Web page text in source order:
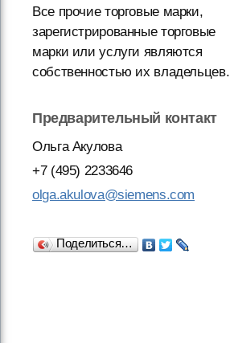
Все прочие торговые марки,
зарегистрированные торговые
марки или услуги являются
собственностью их владельцев.
Предварительный контакт
Ольга Акулова
+7 (495) 2233646
olga.akulova@siemens.com
Поделиться…